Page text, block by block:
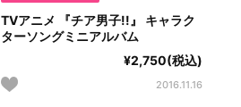
TVアニメ 『チア男子!!』 キャラク
ターソングミニアルバム
¥2,750(税込)
2016.11.16